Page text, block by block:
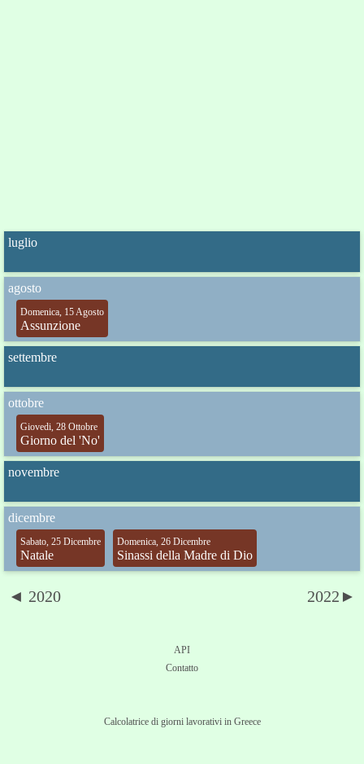
luglio
agosto
Domenica, 15 Agosto
Assunzione
settembre
ottobre
Giovedi, 28 Ottobre
Giorno del 'No'
novembre
dicembre
Sabato, 25 Dicembre
Natale
Domenica, 26 Dicembre
Sinassi della Madre di Dio
◄ 2020 2022►
API
Contatto
Calcolatrice di giorni lavorativi in Greece